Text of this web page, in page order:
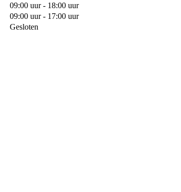
09:00 uur - 18:00 uur
09:00 uur - 17:00 uur
Gesloten